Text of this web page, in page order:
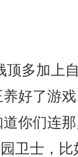
多加上
好了游
你们连
卫士，